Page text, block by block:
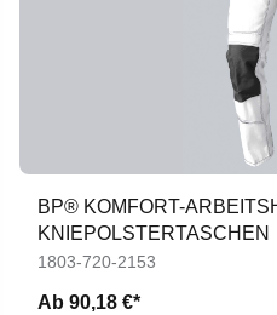
BP® KOMFORT-
KNIEPOLSTERTASCHEN
1803-720-2153
Ab 90,18 €*